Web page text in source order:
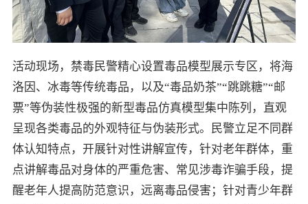
活动现场，禁毒民警精心设置毒品模型展示专区，将海
洛因、冰毒等传统毒品，以及“毒品奶茶”“跳跳糖”“邮
票”等伪装性极强的新型毒品仿真模型集中陈列，直观
呈现各类毒品的外观特征与伪装形式。民警立足不同群
体认知特点，开展针对性讲解宣传，针对老年群体，重
点讲解毒品对身体的严重危害、常见涉毒诈骗手段，提
醒老年人提高防范意识，远离毒品侵害；针对青少年群